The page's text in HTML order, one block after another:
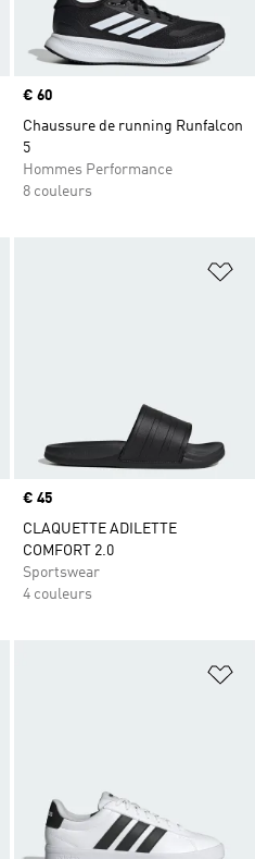
Prix
€ 60
Chaussure de running Runfalcon
5
Hommes Performance
8 couleurs
Ajouter à la Liste de produits
Prix
€ 45
CLAQUETTE ADILETTE
COMFORT 2.0
Sportswear
4 couleurs
Ajouter à la Liste de produits